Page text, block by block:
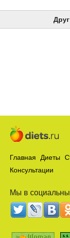
Главная Диеты
Консультации
Мы в